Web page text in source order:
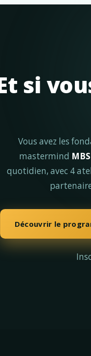
si
Vous avez les
mastermind
quotidien, avec 4
Découvrir le